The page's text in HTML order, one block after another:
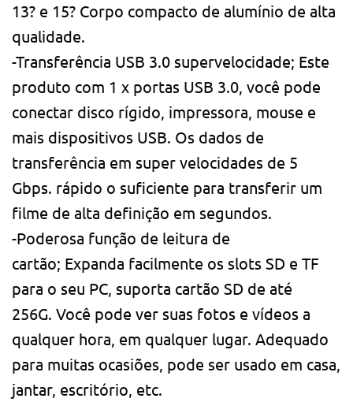
13? e 15? Corpo compacto de alumínio de alta
qualidade.
-Transferência USB 3.0 supervelocidade; Este
produto com 1 x portas USB 3.0, você pode
conectar disco rígido, impressora, mouse e
mais dispositivos USB. Os dados de
transferência em super velocidades de 5
Gbps. rápido o suficiente para transferir um
filme de alta definição em segundos.
-Poderosa função de leitura de
cartão; Expanda facilmente os slots SD e TF
para o seu PC, suporta cartão SD de até
256G. Você pode ver suas fotos e vídeos a
qualquer hora, em qualquer lugar. Adequado
para muitas ocasiões, pode ser usado em casa,
jantar, escritório, etc.